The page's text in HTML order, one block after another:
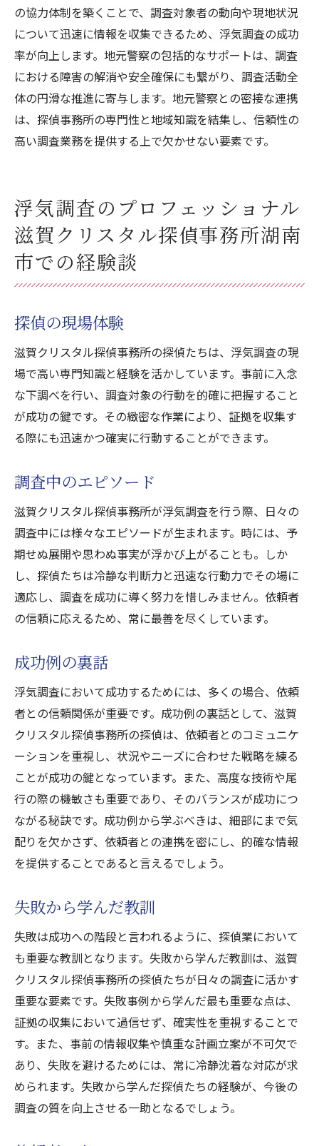
の協力体制を築くことで、調査対象者の動向や現地状況
について迅速に情報を収集できるため、浮気調査の成功
率が向上します。地元警察の包括的なサポートは、調査
における障害の解消や安全確保にも繋がり、調査活動全
体の円滑な推進に寄与します。地元警察との密接な連携
は、探偵事務所の専門性と地域知識を結集し、信頼性の
高い調査業務を提供する上で欠かせない要素です。
浮気調査のプロフェッショナル
滋賀クリスタル探偵事務所湖南
市での経験談
探偵の現場体験
滋賀クリスタル探偵事務所の探偵たちは、浮気調査の現
場で高い専門知識と経験を活かしています。事前に入念
な下調べを行い、調査対象の行動を的確に把握すること
が成功の鍵です。その緻密な作業により、証拠を収集す
る際にも迅速かつ確実に行動することができます。
調査中のエピソード
滋賀クリスタル探偵事務所が浮気調査を行う際、日々の
調査中には様々なエピソードが生まれます。時には、予
期せぬ展開や思わぬ事実が浮かび上がることも。しか
し、探偵たちは冷静な判断力と迅速な行動力でその場に
適応し、調査を成功に導く努力を惜しみません。依頼者
の信頼に応えるため、常に最善を尽くしています。
成功例の裏話
浮気調査において成功するためには、多くの場合、依頼
者との信頼関係が重要です。成功例の裏話として、滋賀
クリスタル探偵事務所の探偵は、依頼者とのコミュニケ
ーションを重視し、状況やニーズに合わせた戦略を練る
ことが成功の鍵となっています。また、高度な技術や尾
行の際の機敏さも重要であり、そのバランスが成功につ
ながる秘訣です。成功例から学ぶべきは、細部にまで気
配りを欠かさず、依頼者との連携を密にし、的確な情報
を提供することであると言えるでしょう。
失敗から学んだ教訓
失敗は成功への階段と言われるように、探偵業において
も重要な教訓となります。失敗から学んだ教訓は、滋賀
クリスタル探偵事務所の探偵たちが日々の調査に活かす
重要な要素です。失敗事例から学んだ最も重要な点は、
証拠の収集において過信せず、確実性を重視することで
す。また、事前の情報収集や慎重な計画立案が不可欠で
あり、失敗を避けるためには、常に冷静沈着な対応が求
められます。失敗から学んだ探偵たちの経験が、今後の
調査の質を向上させる一助となるでしょう。